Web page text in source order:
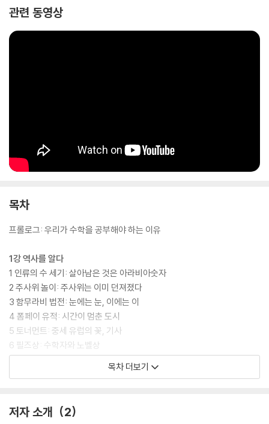
관련 동영상
목차
프롤로그: 우리가 수학을 공부해야 하는 이유
1강 역사를 알다
1 인류의 수 세기: 살아남은 것은 아라비아숫자
2 주사위 놀이: 주사위는 이미 던져졌다
3 함무라비 법전: 눈에는 눈, 이에는 이
4 폼페이 유적: 시간이 멈춘 도시
5 토너먼트: 중세 유럽의 꽃, 기사
6 필즈상: 수학자와 노벨상
9 세종대왕: 조선시대의 수학 시험
목차 더보기
저자 소개 2